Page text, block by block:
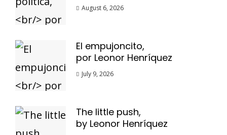
August 6, 2026
El empujoncito,
por Leonor Henríquez
July 9, 2026
The little push,
by Leonor Henríquez